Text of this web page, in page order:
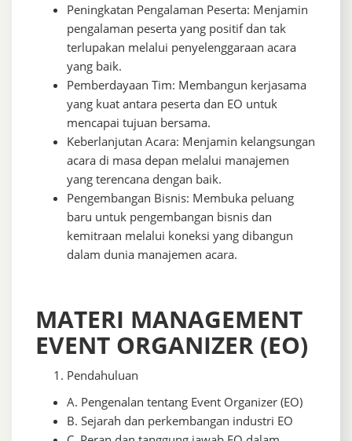
Peningkatan Pengalaman Peserta: Menjamin
pengalaman peserta yang positif dan tak
terlupakan melalui penyelenggaraan acara
yang baik.
Pemberdayaan Tim: Membangun kerjasama
yang kuat antara peserta dan EO untuk
mencapai tujuan bersama.
Keberlanjutan Acara: Menjamin kelangsungan
acara di masa depan melalui manajemen
yang terencana dengan baik.
Pengembangan Bisnis: Membuka peluang
baru untuk pengembangan bisnis dan
kemitraan melalui koneksi yang dibangun
dalam dunia manajemen acara.
MATERI MANAGEMENT
EVENT ORGANIZER (EO)
Pendahuluan
A. Pengenalan tentang Event Organizer (EO)
B. Sejarah dan perkembangan industri EO